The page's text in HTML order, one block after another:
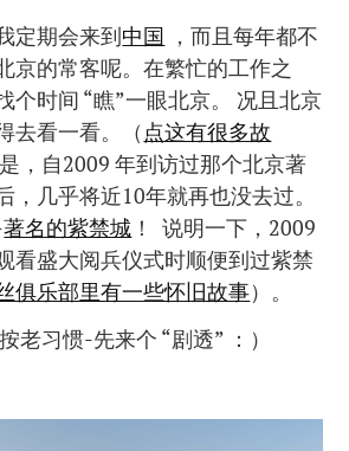
定期会来到中国 ，而且每年都不
京的常客呢。在繁忙的工作之
个时间 “瞧”一眼北京。 况且北京
去看一看。（ 点这有很多故
，自2009 年到访过那个北京著
，几乎将近10年就再也没去过。
著名的紫禁城 ！ 说明一下，2009
看盛大阅兵仪式时顺便到过紫禁
俱乐部里有一些怀旧故事）。
老习惯-先来个 “剧透” ：）